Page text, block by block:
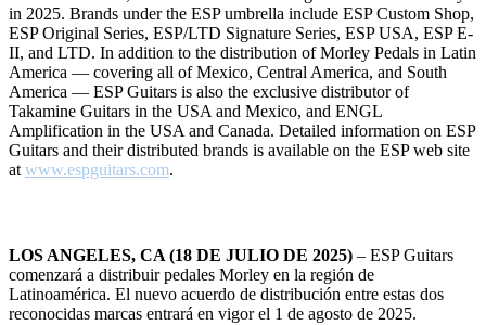
in 2025. Brands under the ESP umbrella include ESP Custom Shop,
ESP Original Series, ESP/LTD Signature Series, ESP USA, ESP E-
II, and LTD. In addition to the distribution of Morley Pedals in Latin
America — covering all of Mexico, Central America, and South
America — ESP Guitars is also the exclusive distributor of
Takamine Guitars in the USA and Mexico, and ENGL
Amplification in the USA and Canada. Detailed information on ESP
Guitars and their distributed brands is available on the ESP web site
at www.espguitars.com.
LOS ANGELES, CA (18 DE JULIO DE 2025) – ESP Guitars
comenzará a distribuir pedales Morley en la región de
Latinoamérica. El nuevo acuerdo de distribución entre estas dos
reconocidas marcas entrará en vigor el 1 de agosto de 2025.